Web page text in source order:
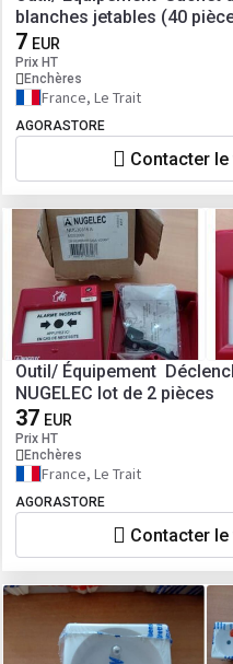
blanches jetables (40
7 EUR
Prix HT
Enchères
France, Le Trait
AGORASTORE
Contacter le
Outil/ Équipement
NUGELEC lot de 2 pièces
37 EUR
Prix HT
Enchères
France, Le Trait
AGORASTORE
Contacter le